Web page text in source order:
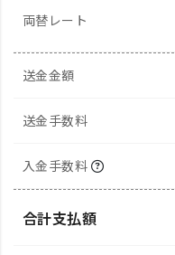
両替レート
送金金額
送金手数料
入金手数料
合計支払額